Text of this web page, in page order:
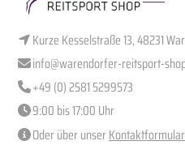
Kurze Kesselstraße 13, 48231
info@warendorfer-reitsport-
+49 (0) 2581 5299573
9:00 bis 17:00 Uhr
Oder über unserKontaktformular